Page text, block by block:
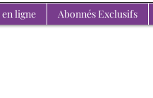
ligne Abonnés Exclusifs